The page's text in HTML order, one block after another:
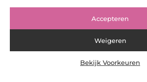
Accepteren
Weigeren
Bekijk Voorkeuren
Onze informatie
Cookiebeleid (EU)